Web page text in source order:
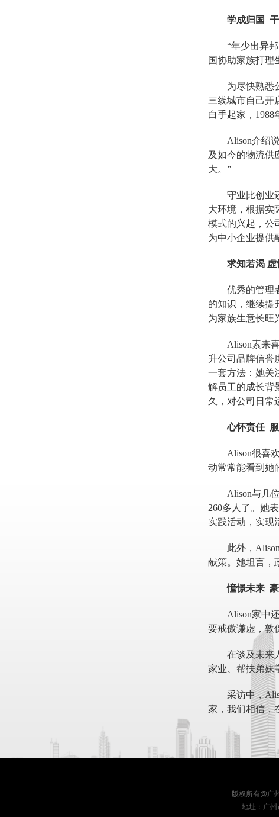
学成归国
“年少出异
国协助家族打理
为尽快熟悉
三线城市自己开
白手起家，
Alison介绍
及如今的物流供
大。”
守业比创业
大环境，根据实
模式的兴起，公
为中小企业提供
求知若渴 虚
优秀的管理
的知识，继续提
为家族生意长旺
Alison素来
升公司品牌信誉
一套方法：她关
解员工的成长背
久，对公司日常
心怀责任
Alison很喜
动常常能看到她
Alison与几
260多人了。她
实践活动，实现
此外，
献策。她坦言，
憧憬未来
Alison家中
要戒傲谦虚，敦
在谈及未来
家业、帮扶弟妹
采访中，
家，我们相信，
版权所有@广
地址：广